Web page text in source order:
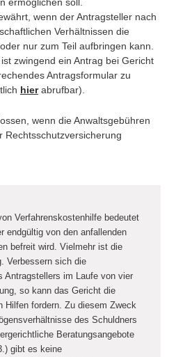
ermöglichen soll.
wenn der Antragsteller nach
Verhältnissen die
nur zum Teil aufbringen kann.
zwingend ein Antrag bei Gericht
Antragsformular zu
hierabrufbar).
wenn die Anwaltsgebühren
Rechtsschutzversicherung
Verfahrenskostenhilfe bedeutet
endgültig von den anfallenden
befreit wird. Vielmehr ist die
Verbessern sich die
Antragstellers im Laufe von vier
so kann das Gericht die
Hilfen fordern. Zu diesem Zweck
des Schuldners
Beratungsangebote
gibt es keine